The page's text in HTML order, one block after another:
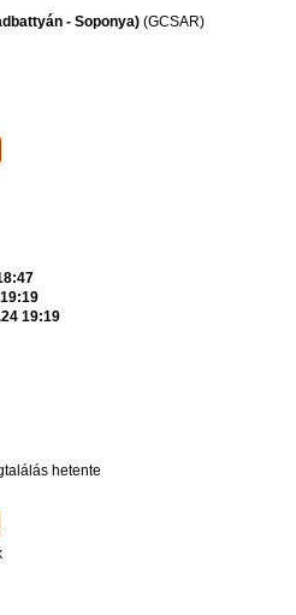
- Soponya) (GCSAR)
19:19
hetente